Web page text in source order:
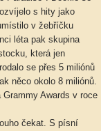
s hity jako
v žebříčku
léta pak skupina
která jen
se přes 5 miliónů
něco okolo 8 miliónů.
Awards v roce
čekat. S písní